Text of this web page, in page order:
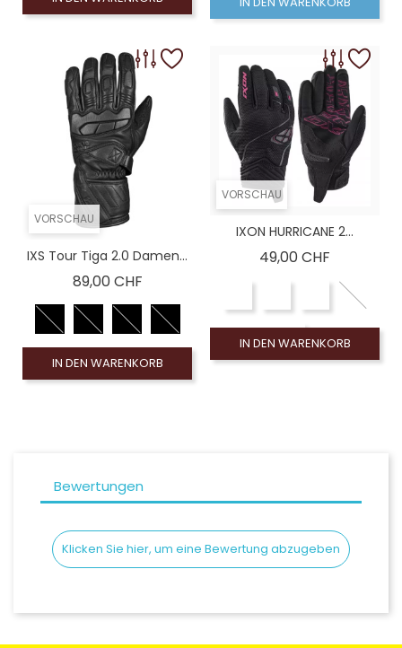
VORSCHAU
IXS Tour Tiga 2.0 Damen...
89,00 CHFPreis
IN DEN WARENKORB
VORSCHAU
IXON HURRICANE 2...
49,00 CHF
IN DEN WARENKORB
Bewertungen
Klicken Sie hier, um eine Bewertung abzugeben